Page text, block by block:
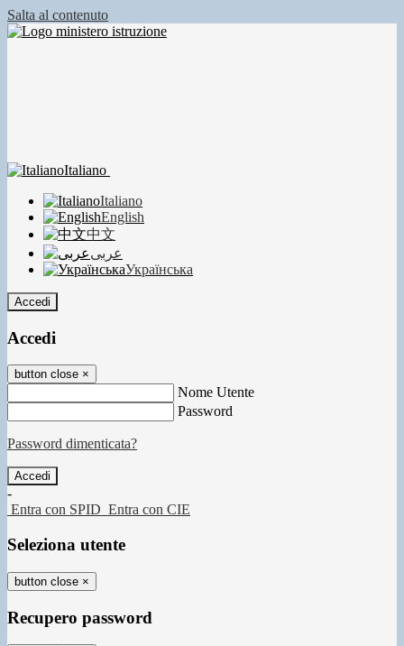
Salta al contenuto
Italiano
Italiano
English
中文
عربى
Українська
Accedi
Accedi
button close ×
Nome Utente
Password
Password dimenticata?
-
Entra con SPID Entra con CIE
Seleziona utente
button close ×
Recupero password